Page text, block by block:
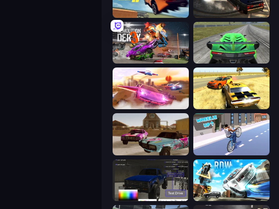
Madalin Stunt Cars 2 City Classic Car Driving: 131
Demolition Derby 3 Speed Racing Pro 2
Ultimate Flying Car 3D Car Simulator
Village Car Stunts Wheelie Up
Car Inspector: Truck Real Drift World